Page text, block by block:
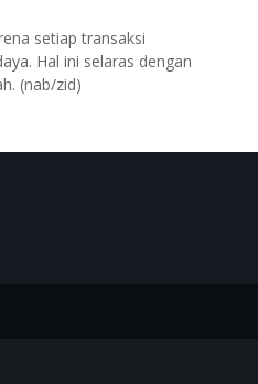
setiap transaksi
Hal ini selaras dengan
(nab/zid)